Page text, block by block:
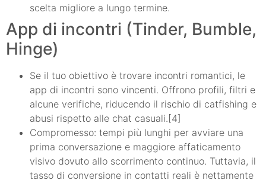
scelta migliore a lungo termine.
App di incontri (Tinder, Bumble,
Hinge)
Se il tuo obiettivo è trovare incontri romantici, le
app di incontri sono vincenti. Offrono profili, filtri e
alcune verifiche, riducendo il rischio di catfishing e
abusi rispetto alle chat casuali.[4]
Compromesso: tempi più lunghi per avviare una
prima conversazione e maggiore affaticamento
visivo dovuto allo scorrimento continuo. Tuttavia, il
tasso di conversione in contatti reali è nettamente